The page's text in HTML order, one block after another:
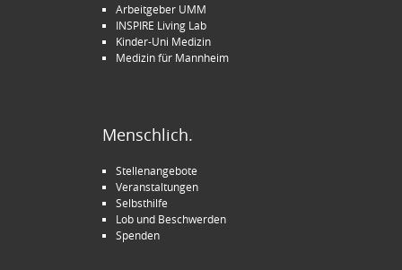
Arbeitgeber UMM
INSPIRE Living Lab
Kinder-Uni Medizin
Medizin für Mannheim
Menschlich.
Stellenangebote
Veranstaltungen
Selbsthilfe
Lob und Beschwerden
Spenden